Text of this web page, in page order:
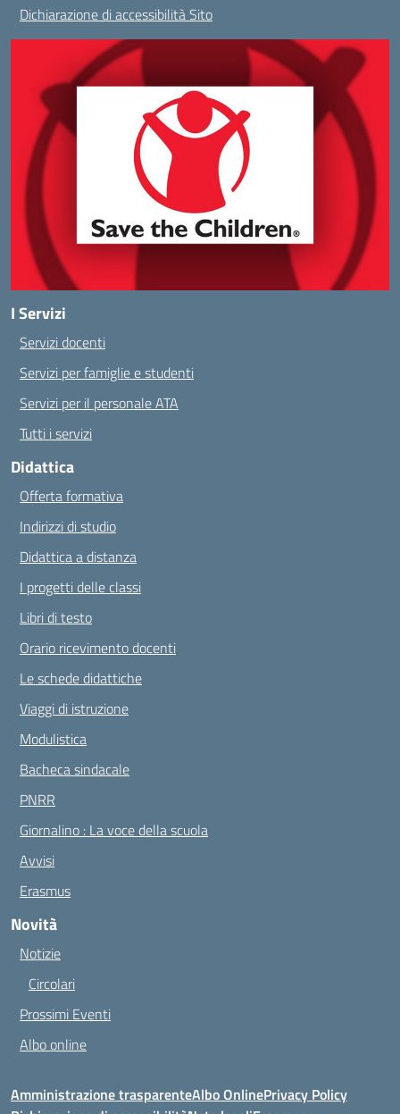
Dichiarazione di accessibilità Sito
I Servizi
Servizi docenti
Servizi per famiglie e studenti
Servizi per il personale ATA
Tutti i servizi
Didattica
Offerta formativa
Indirizzi di studio
Didattica a distanza
I progetti delle classi
Libri di testo
Orario ricevimento docenti
Le schede didattiche
Viaggi di istruzione
Modulistica
Bacheca sindacale
PNRR
Giornalino : La voce della scuola
Avvisi
Erasmus
Novità
Notizie
Circolari
Prossimi Eventi
Albo online
Amministrazione trasparenteAlbo OnlinePrivacy Policy